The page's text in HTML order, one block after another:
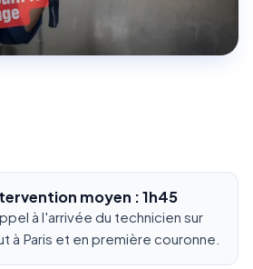
moyen : 1h45
à l'arrivée du technicien sur
à Paris et en première couronne.